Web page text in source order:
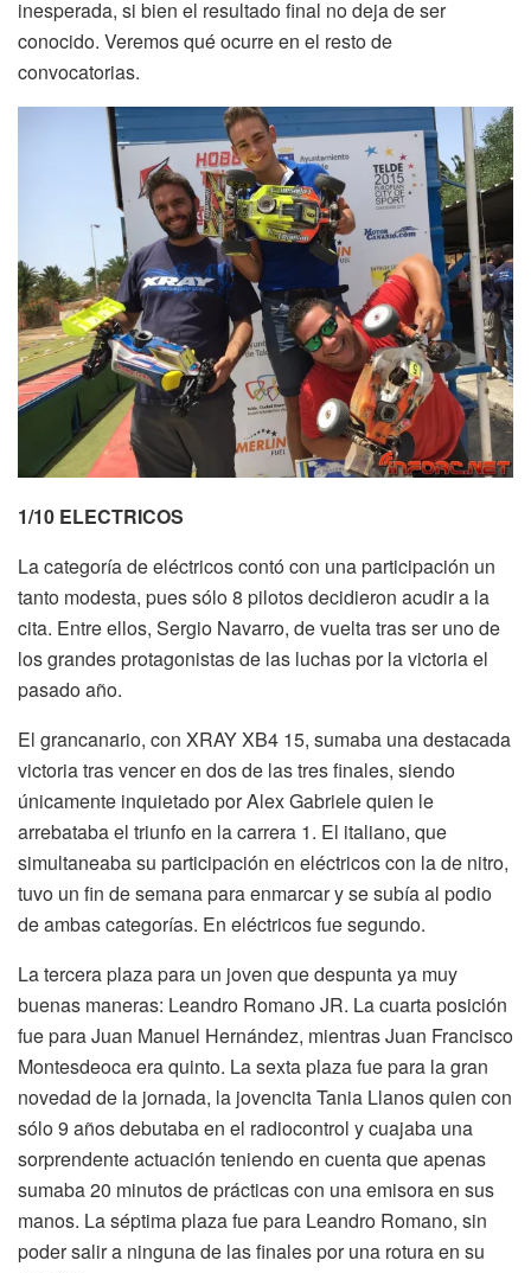
inesperada, si bien el resultado final no deja de ser
conocido. Veremos qué ocurre en el resto de
convocatorias.
1/10 ELECTRICOS
La categoría de eléctricos contó con una participación un
tanto modesta, pues sólo 8 pilotos decidieron acudir a la
cita. Entre ellos, Sergio Navarro, de vuelta tras ser uno de
los grandes protagonistas de las luchas por la victoria el
pasado año.
El grancanario, con XRAY XB4 15, sumaba una destacada
victoria tras vencer en dos de las tres finales, siendo
únicamente inquietado por Alex Gabriele quien le
arrebataba el triunfo en la carrera 1. El italiano, que
simultaneaba su participación en eléctricos con la de nitro,
tuvo un fin de semana para enmarcar y se subía al podio
de ambas categorías. En eléctricos fue segundo.
La tercera plaza para un joven que despunta ya muy
buenas maneras: Leandro Romano JR. La cuarta posición
fue para Juan Manuel Hernández, mientras Juan Francisco
Montesdeoca era quinto. La sexta plaza fue para la gran
novedad de la jornada, la jovencita Tania Llanos quien con
sólo 9 años debutaba en el radiocontrol y cuajaba una
sorprendente actuación teniendo en cuenta que apenas
sumaba 20 minutos de prácticas con una emisora en sus
manos. La séptima plaza fue para Leandro Romano, sin
poder salir a ninguna de las finales por una rotura en su